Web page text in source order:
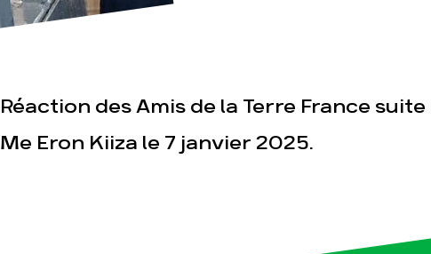
Réaction des Amis de la Terre France
Me Eron Kiiza le 7 janvier 2025.